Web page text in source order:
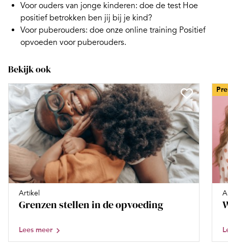
Voor ouders van jonge kinderen: doe de test Hoe
positief betrokken ben jij bij je kind?
Voor puberouders: doe onze online training Positief
opvoeden voor puberouders.
Bekijk ook
Artikel
Grenzen stellen in de opvoeding
Lees meer